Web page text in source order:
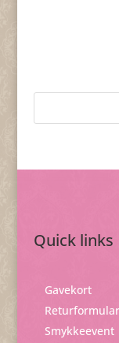
Quick links
Gavekort
Returformular
Smykkeevent